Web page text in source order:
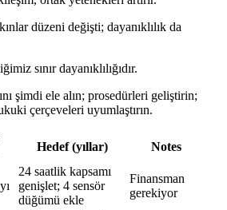
düzeni değişti; dayanıklılık da
sınır dayanıklılığıdır.
şimdi ele alın; prosedürleri geliştirin;
çerçeveleri uyumlaştırın.
Hedef (yıllar) Notes
24 saatlik kapsamı
genişlet; 4 sensör
düğümü ekle
Finansman
gerekiyor